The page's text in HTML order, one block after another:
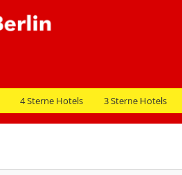
4 Sterne Hotels 3 Sterne Hotels